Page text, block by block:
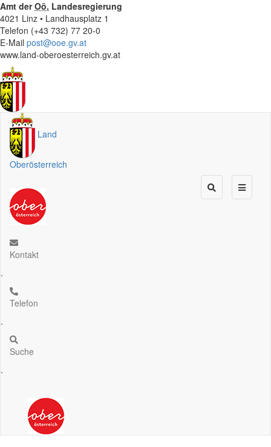
Amt derOö. Landesregierung
4021 Linz • Landhausplatz 1
Telefon (+43 732) 77 20-0
E-Mail post@ooe.gv.at
www.land-oberoesterreich.gv.at
Land
Oberösterreich
Kontakt
.
Telefon
.
Suche
.